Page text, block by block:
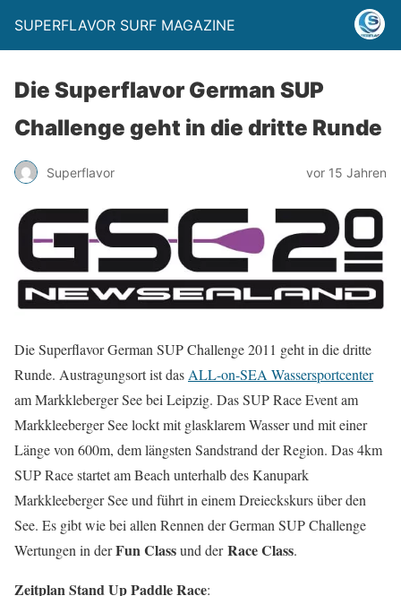
SUPERFLAVOR SURF MAGAZINE
Die Superflavor German SUP
Challenge geht in die dritte Runde
Superflavor vor 15 Jahren
Die Superflavor German SUP Challenge 2011 geht in die dritte
Runde. Austragungsort ist das ALL-on-SEA Wassersportcenter
am Markkleberger See bei Leipzig. Das SUP Race Event am
Markkleeberger See lockt mit glasklarem Wasser und mit einer
Länge von 600m, dem längsten Sandstrand der Region. Das 4km
SUP Race startet am Beach unterhalb des Kanupark
Markkleeberger See und führt in einem Dreieckskurs über den
See. Es gibt wie bei allen Rennen der German SUP Challenge
Wertungen in derFun Classund derRace Class.
Zeitplan Stand Up Paddle Race: